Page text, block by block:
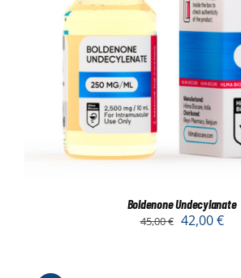
Boldenone Undecylanate
45,00€ 42,00€